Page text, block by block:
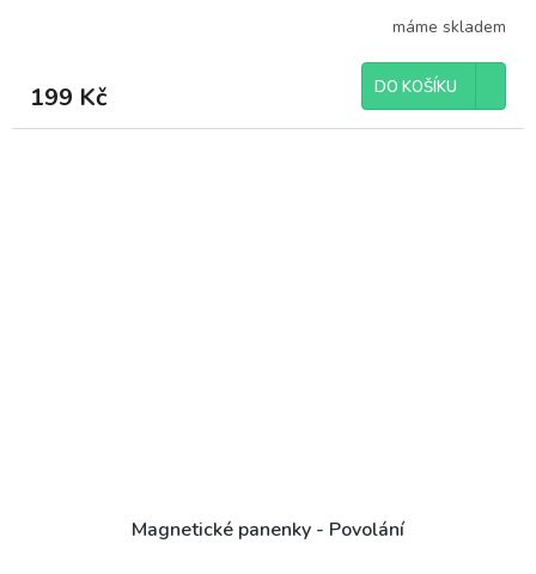
máme skladem
199 Kč DO KOŠÍKU
Magnetické panenky - Povolání